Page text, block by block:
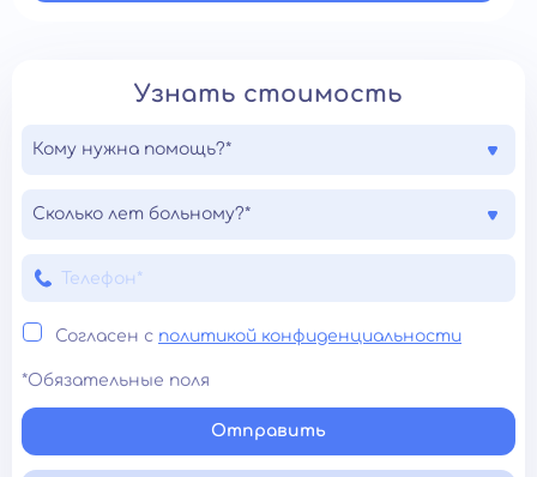
Узнать стоимость
Кому нужна помощь?*
Сколько лет больному?*
Согласен с политикой конфиденциальности
*Обязательные поля
Отправить